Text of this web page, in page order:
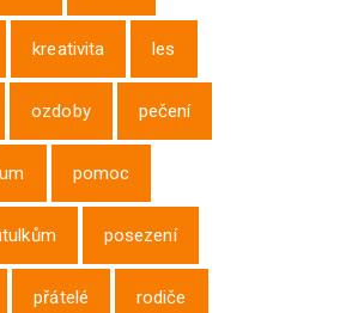
kreativita les
ozdoby pečení
pomoc
posezení
přátelé rodiče